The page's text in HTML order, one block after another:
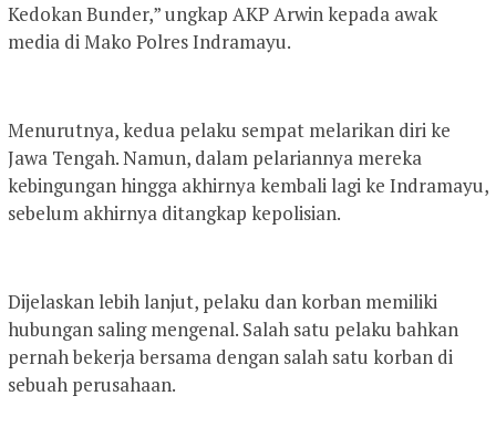
Kedokan Bunder,” ungkap AKP Arwin kepada awak
media di Mako Polres Indramayu.
Menurutnya, kedua pelaku sempat melarikan diri ke
Jawa Tengah. Namun, dalam pelariannya mereka
kebingungan hingga akhirnya kembali lagi ke Indramayu,
sebelum akhirnya ditangkap kepolisian.
Dijelaskan lebih lanjut, pelaku dan korban memiliki
hubungan saling mengenal. Salah satu pelaku bahkan
pernah bekerja bersama dengan salah satu korban di
sebuah perusahaan.